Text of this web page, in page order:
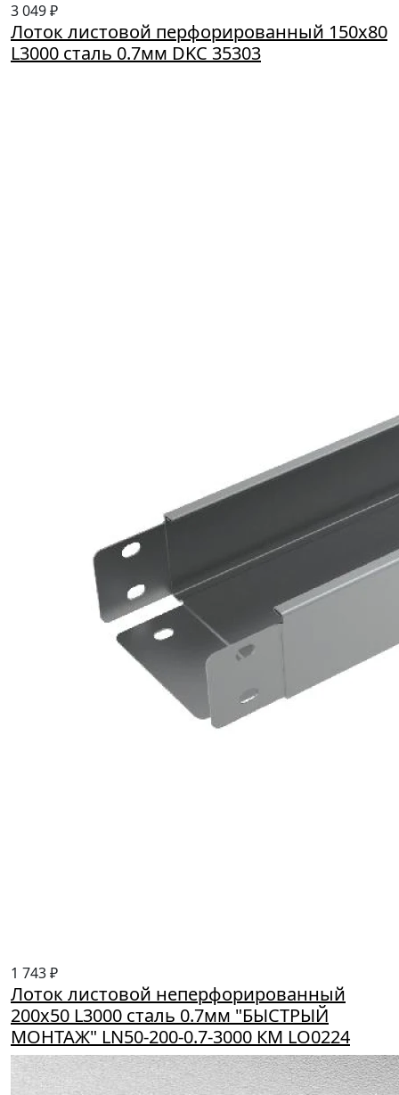
3 049 ₽
Лоток листовой перфорированный 150х80
L3000 сталь 0.7мм DKC 35303
1 743 ₽
Лоток листовой неперфорированный
200х50 L3000 сталь 0.7мм "БЫСТРЫЙ
МОНТАЖ" LN50-200-0.7-3000 КМ LO0224